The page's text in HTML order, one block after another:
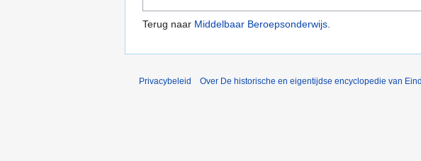
Terug naar Middelbaar Beroepsonderwijs
Privacybeleid Over De historische en eigentijdse encyclopedie van